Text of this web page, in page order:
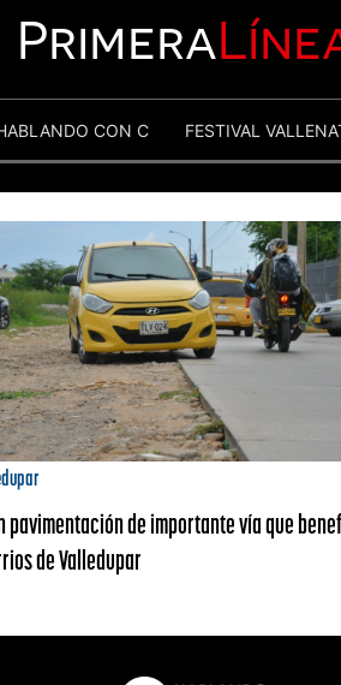
Primera
CON C FESTIVAL
pavimentación de importante vía que
de Valledupar